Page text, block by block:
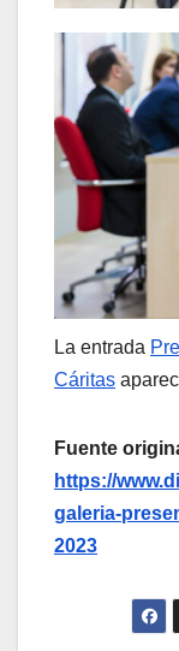
La entrada
Cáritas
Fuente
https://
galeria-
2023